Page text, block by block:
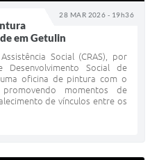
28 MAR 2026 - 19h36
em Getulin
Social (CRAS), por
Social de
oficina de pintura com o
momentos de
de vínculos entre os